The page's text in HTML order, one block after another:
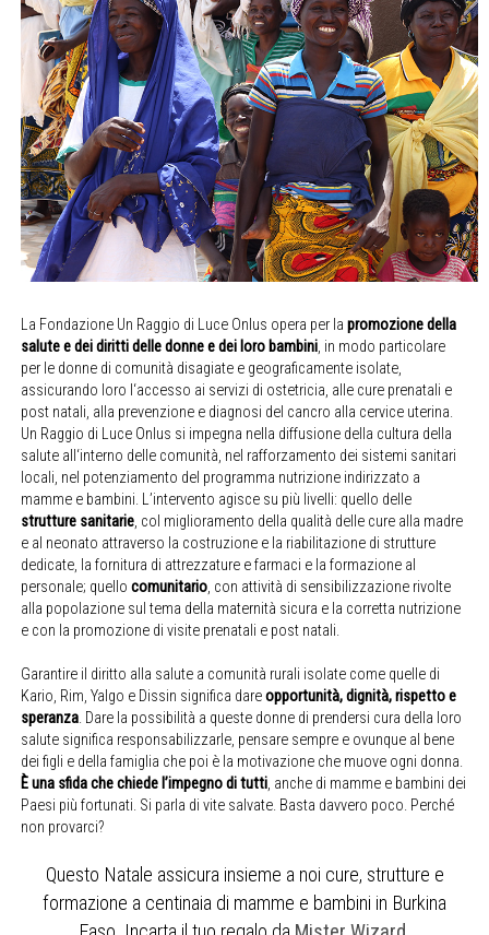
La Fondazione Un Raggio di Luce Onlus opera per lapromozione della
salute e dei diritti delle donne e dei loro bambini, in modo particolare
per le donne di comunità disagiate e geograficamente isolate,
assicurando loro l‘accesso ai servizi di ostetricia, alle cure prenatali e
post natali, alla prevenzione e diagnosi del cancro alla cervice uterina.
Un Raggio di Luce Onlus si impegna nella diffusione della cultura della
salute all‘interno delle comunità, nel rafforzamento dei sistemi sanitari
locali, nel potenziamento del programma nutrizione indirizzato a
mamme e bambini. L’intervento agisce su più livelli: quello delle
strutture sanitarie, col miglioramento della qualità delle cure alla madre
e al neonato attraverso la costruzione e la riabilitazione di strutture
dedicate, la fornitura di attrezzature e farmaci e la formazione al
personale; quellocomunitario, con attività di sensibilizzazione rivolte
alla popolazione sul tema della maternità sicura e la corretta nutrizione
e con la promozione di visite prenatali e post natali.
Garantire il diritto alla salute a comunità rurali isolate come quelle di
Kario, Rim, Yalgo e Dissin significa dareopportunità, dignità, rispetto e
speranza. Dare la possibilità a queste donne di prendersi cura della loro
salute significa responsabilizzarle, pensare sempre e ovunque al bene
dei figli e della famiglia che poi è la motivazione che muove ogni donna.
È una sfida che chiede l’impegno di tutti, anche di mamme e bambini dei
Paesi più fortunati. Si parla di vite salvate. Basta davvero poco. Perché
non provarci?
Questo Natale assicura insieme a noi cure, strutture e
formazione a centinaia di mamme e bambini in Burkina